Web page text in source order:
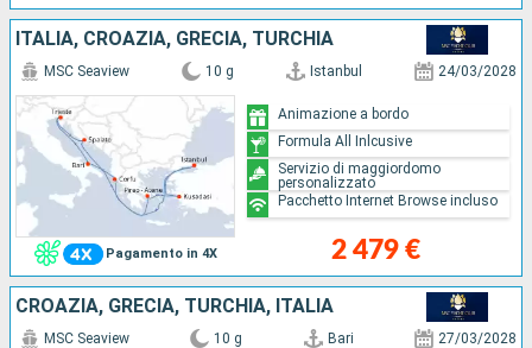
ITALIA, CROAZIA, GRECIA, TURCHIA
Pagamento in 4X
MSC Seaview 10 g Istanbul 24/03/2028
2 479 €
Animazione a bordo
Formula All Inlcusive
Servizio di maggiordomo
personalizzato
Pacchetto Internet Browse incluso
CROAZIA, GRECIA, TURCHIA, ITALIA
MSC Seaview 10 g Bari 27/03/2028